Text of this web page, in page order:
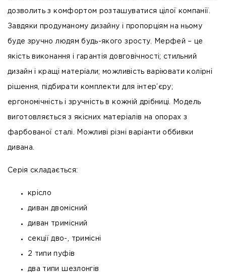
дозволить з комфортом розташуватися цілої компанії.
Завдяки продуманому дизайну і пропорціям на ньому
буде зручно людям будь-якого зросту. Мерфей – це
якість виконання і гарантія довговічності; стильний
дизайн і кращі матеріали; можливість варіювати колірні
рішення, підбирати комплекти для інтер’єру;
ергономічність і зручність в кожній дрібниці. Модель
виготовляється з якісних матеріалів на опорах з
фарбованої сталі. Можливі різні варіанти оббивки
дивана.
Серія складається:
крісло
диван двомісний
диван тримісний
секції дво-, тримісні
2 типи пуфів
два типи шезлонгів